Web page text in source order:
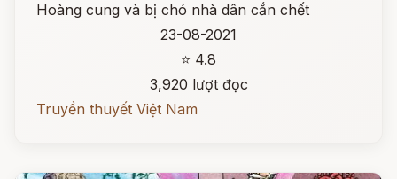
Hoàng cung và bị chó nhà dân cắn chết
23-08-2021
⭐ 4.8
3,920 lượt đọc
Truyền thuyết Việt Nam